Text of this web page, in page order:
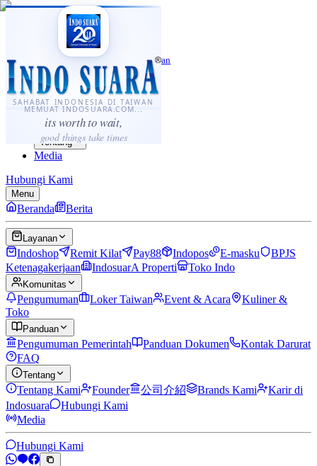
SAHABAT INDONESIA DI TAIWAN
MEMUAT INDOSUARA.COM...
its worth to wait,
good things take times
·...
⌘K
Sahabat Indonesia di Taiwan
Berita
Layanan
Komunitas
Panduan
Tentang
Media
Hubungi Kami
Menu
Beranda Berita
Layanan
Indoshop Remit Kilat Pay88 Indopos E-masku
BPJS
Ketenagakerjaan
IndosuarA Properti Toko Indo
Komunitas
Pengumuman Loker Taiwan Event & Acara
Kuliner &
Toko
Panduan
Pengumuman Pemerintah Panduan Dokumen
Kontak Darurat
FAQ
Tentang
Tentang Kami Founder 公司介紹 Brands Kami
Karir di
Indosuara
Hubungi Kami
Media
Hubungi Kami